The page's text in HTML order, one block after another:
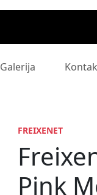
Galerija
FREIXENET
Pink